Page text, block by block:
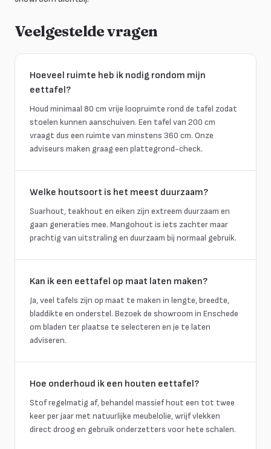
Veelgestelde vragen
Hoeveel ruimte heb ik nodig rondom mijn
eettafel?
Houd minimaal 80 cm vrije loopruimte rond de tafel zodat
stoelen kunnen aanschuiven. Een tafel van 200 cm
vraagt dus een ruimte van minstens 360 cm. Onze
adviseurs maken graag een plattegrond-check.
Welke houtsoort is het meest duurzaam?
Suarhout, teakhout en eiken zijn extreem duurzaam en
gaan generaties mee. Mangohout is iets zachter maar
prachtig van uitstraling en duurzaam bij normaal gebruik.
Kan ik een eettafel op maat laten maken?
Ja, veel tafels zijn op maat te maken in lengte, breedte,
bladdikte en onderstel. Bezoek de showroom in Enschede
om bladen ter plaatse te selecteren en je te laten
adviseren.
Hoe onderhoud ik een houten eettafel?
Stof regelmatig af, behandel massief hout een tot twee
keer per jaar met natuurlijke meubelolie, wrijf vlekken
direct droog en gebruik onderzetters voor hete schalen.